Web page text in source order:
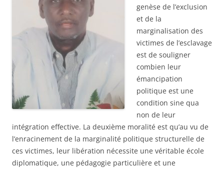
genèse de l’exclusion
et de la
marginalisation des
victimes de l’esclavage
est de souligner
combien leur
émancipation
politique est une
condition sine qua
non de leur
intégration effective. La deuxième moralité est qu’au vu de
l’enracinement de la marginalité politique structurelle de
ces victimes, leur libération nécessite une véritable école
diplomatique, une pédagogie particulière et une